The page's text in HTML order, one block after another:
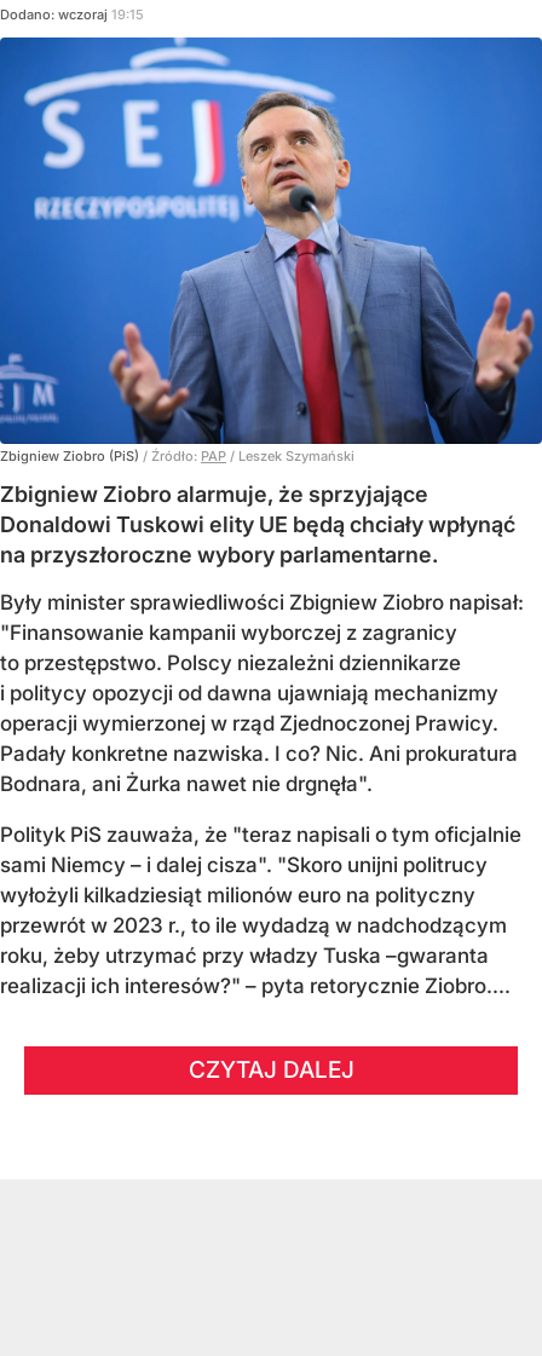
Dodano: wczoraj 19:15
Zbigniew Ziobro (PiS) / Źródło: PAP / Leszek Szymański
Zbigniew Ziobro alarmuje, że sprzyjające
Donaldowi Tuskowi elity UE będą chciały wpłynąć
na przyszłoroczne wybory parlamentarne.
Były minister sprawiedliwości Zbigniew Ziobro napisał:
"Finansowanie kampanii wyborczej z zagranicy
to przestępstwo. Polscy niezależni dziennikarze
i politycy opozycji od dawna ujawniają mechanizmy
operacji wymierzonej w rząd Zjednoczonej Prawicy.
Padały konkretne nazwiska. I co? Nic. Ani prokuratura
Bodnara, ani Żurka nawet nie drgnęła".
Polityk PiS zauważa, że "teraz napisali o tym oficjalnie
sami Niemcy – i dalej cisza". "Skoro unijni politrucy
wyłożyli kilkadziesiąt milionów euro na polityczny
przewrót w 2023 r., to ile wydadzą w nadchodzącym
roku, żeby utrzymać przy władzy Tuska –gwaranta
realizacji ich interesów?" – pyta retorycznie Ziobro....
CZYTAJ DALEJ